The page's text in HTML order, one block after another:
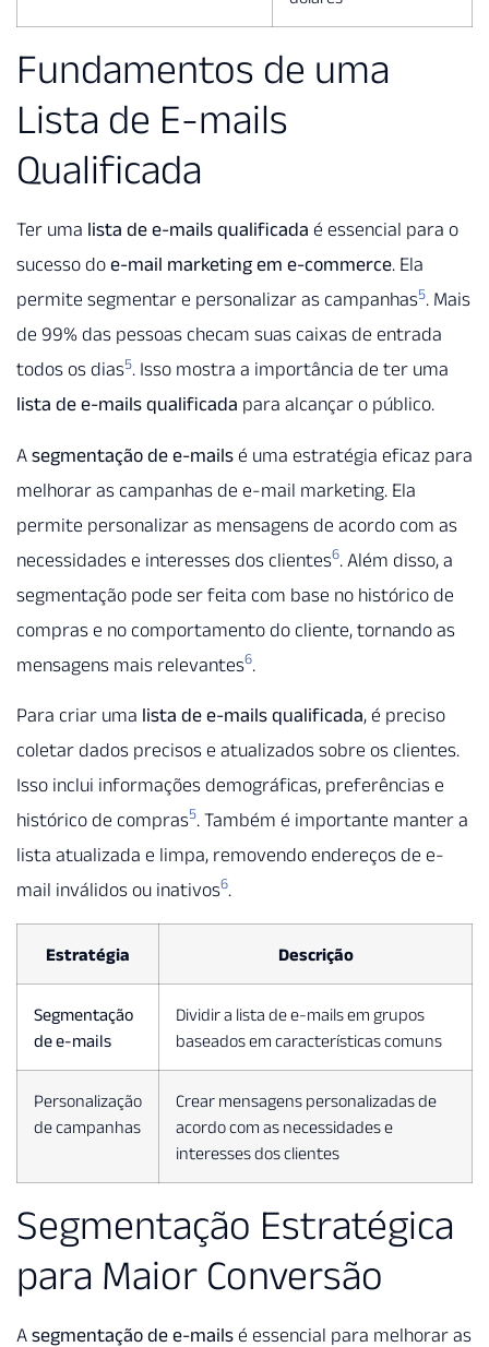
Fundamentos de uma
Lista de E-mails
Qualificada
Ter uma lista de e-mails qualificada é essencial para o
sucesso do e-mail marketing em e-commerce. Ela
permite segmentar e personalizar as campanhas5. Mais
de 99% das pessoas checam suas caixas de entrada
todos os dias5. Isso mostra a importância de ter uma
lista de e-mails qualificada para alcançar o público.
A segmentação de e-mails é uma estratégia eficaz para
melhorar as campanhas de e-mail marketing. Ela
permite personalizar as mensagens de acordo com as
necessidades e interesses dos clientes6. Além disso, a
segmentação pode ser feita com base no histórico de
compras e no comportamento do cliente, tornando as
mensagens mais relevantes6.
Para criar uma lista de e-mails qualificada, é preciso
coletar dados precisos e atualizados sobre os clientes.
Isso inclui informações demográficas, preferências e
histórico de compras5. Também é importante manter a
lista atualizada e limpa, removendo endereços de e-
mail inválidos ou inativos6.
Estratégia Descrição
Segmentação
de e-mails
Dividir a lista de e-mails em grupos
baseados em características comuns
Personalização
de campanhas
Crear mensagens personalizadas de
acordo com as necessidades e
interesses dos clientes
Segmentação Estratégica
para Maior Conversão
A segmentação de e-mails é essencial para melhorar as